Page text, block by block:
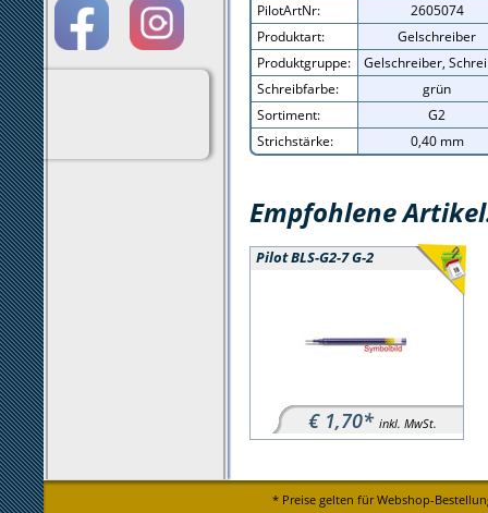
PilotArtNr:
2605074
Produktart:
Gelschreiber
Produktgruppe:
Gelschreiber,
Schreibfarbe:
grün
Sortiment:
G2
Strichstärke:
0,40 mm
Empfohlene
Pilot BLS-G2-7 G-2
€ 1,70* inkl. MwSt.
* Preise gelten für Webshop-